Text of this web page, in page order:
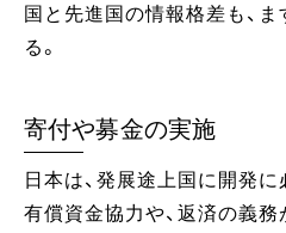
国と先進国の情報格差も、
る。
寄付や募金の実施
日本は、発展途上国に開発
有償資金協力や、返済の義務